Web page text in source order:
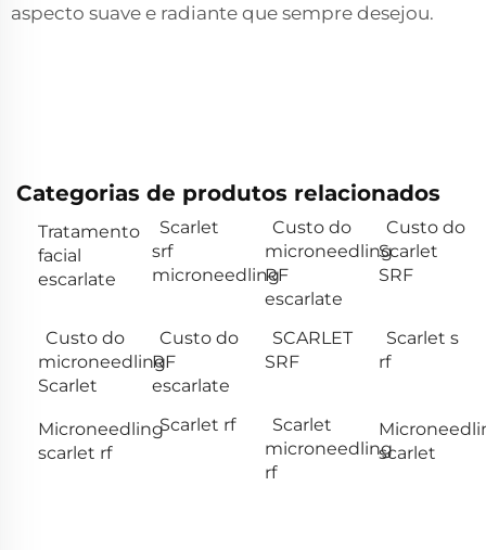
aspecto suave e radiante que sempre desejou.
Categorias de produtos relacionados
Tratamento
facial
escarlate
Scarlet
srf
microneedling
Custo do
microneedling
RF
escarlate
Custo do
Scarlet
SRF
Custo do
microneedling
Scarlet
Custo do
RF
escarlate
SCARLET
SRF
Scarlet s
rf
Microneedling
scarlet rf
Scarlet rf
Scarlet
microneedling
rf
scarlet